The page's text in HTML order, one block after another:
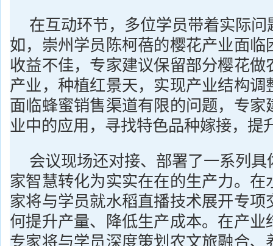
在互动环节，多位学员带着实际
如，崇州学员陈柯蓓的樱花产业面临
收益不佳，专家建议保留部分樱花做
产业，种植红景天，实现产业结构调
面临蜂蜜销售渠道有限的问题，专家
业中的应用，寻找特色品种嫁接，提
会议现场还对接、部署了一系列
家智慧转化为实实在在的生产力。在
家将与学员就水稻直播技术展开专项
何提升产量、降低生产成本。在产业
专家将与学员深度策划农文旅融合、